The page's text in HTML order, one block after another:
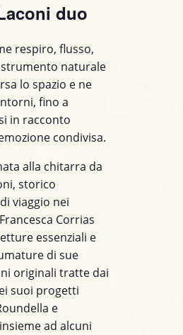
duo
respiro, flusso,
naturale
lo spazio e ne
fino a
in racconto
condivisa.
alla chitarra da
storico
viaggio nei
Corrias
essenziali e
di sue
originali tratte dai
suoi progetti
e
ad alcuni